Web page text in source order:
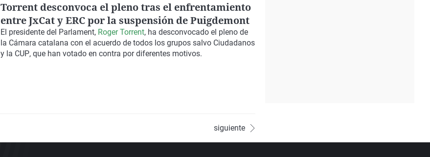
Torrent desconvoca el pleno tras el enfrentamiento
entre JxCat y ERC por la suspensión de Puigdemont
El presidente del Parlament, Roger Torrent, ha desconvocado el pleno de
la Cámara catalana con el acuerdo de todos los grupos salvo Ciudadanos
y la CUP, que han votado en contra por diferentes motivos.
siguiente